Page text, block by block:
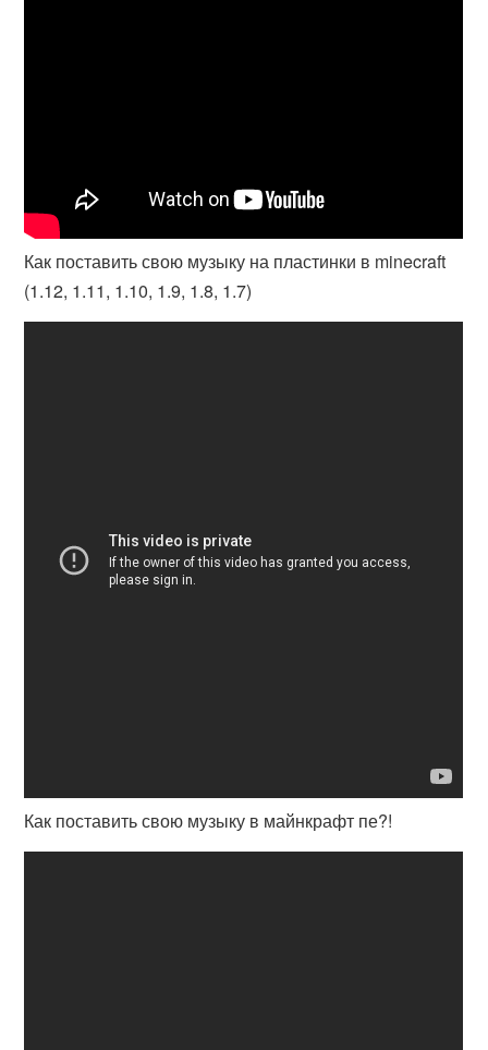
Как поставить свою музыку на пластинки в minecraft
(1.12, 1.11, 1.10, 1.9, 1.8, 1.7)
Как поставить свою музыку в майнкрафт пе?!